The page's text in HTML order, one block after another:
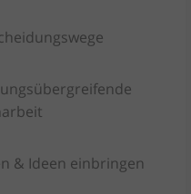
& Ideen einbringen